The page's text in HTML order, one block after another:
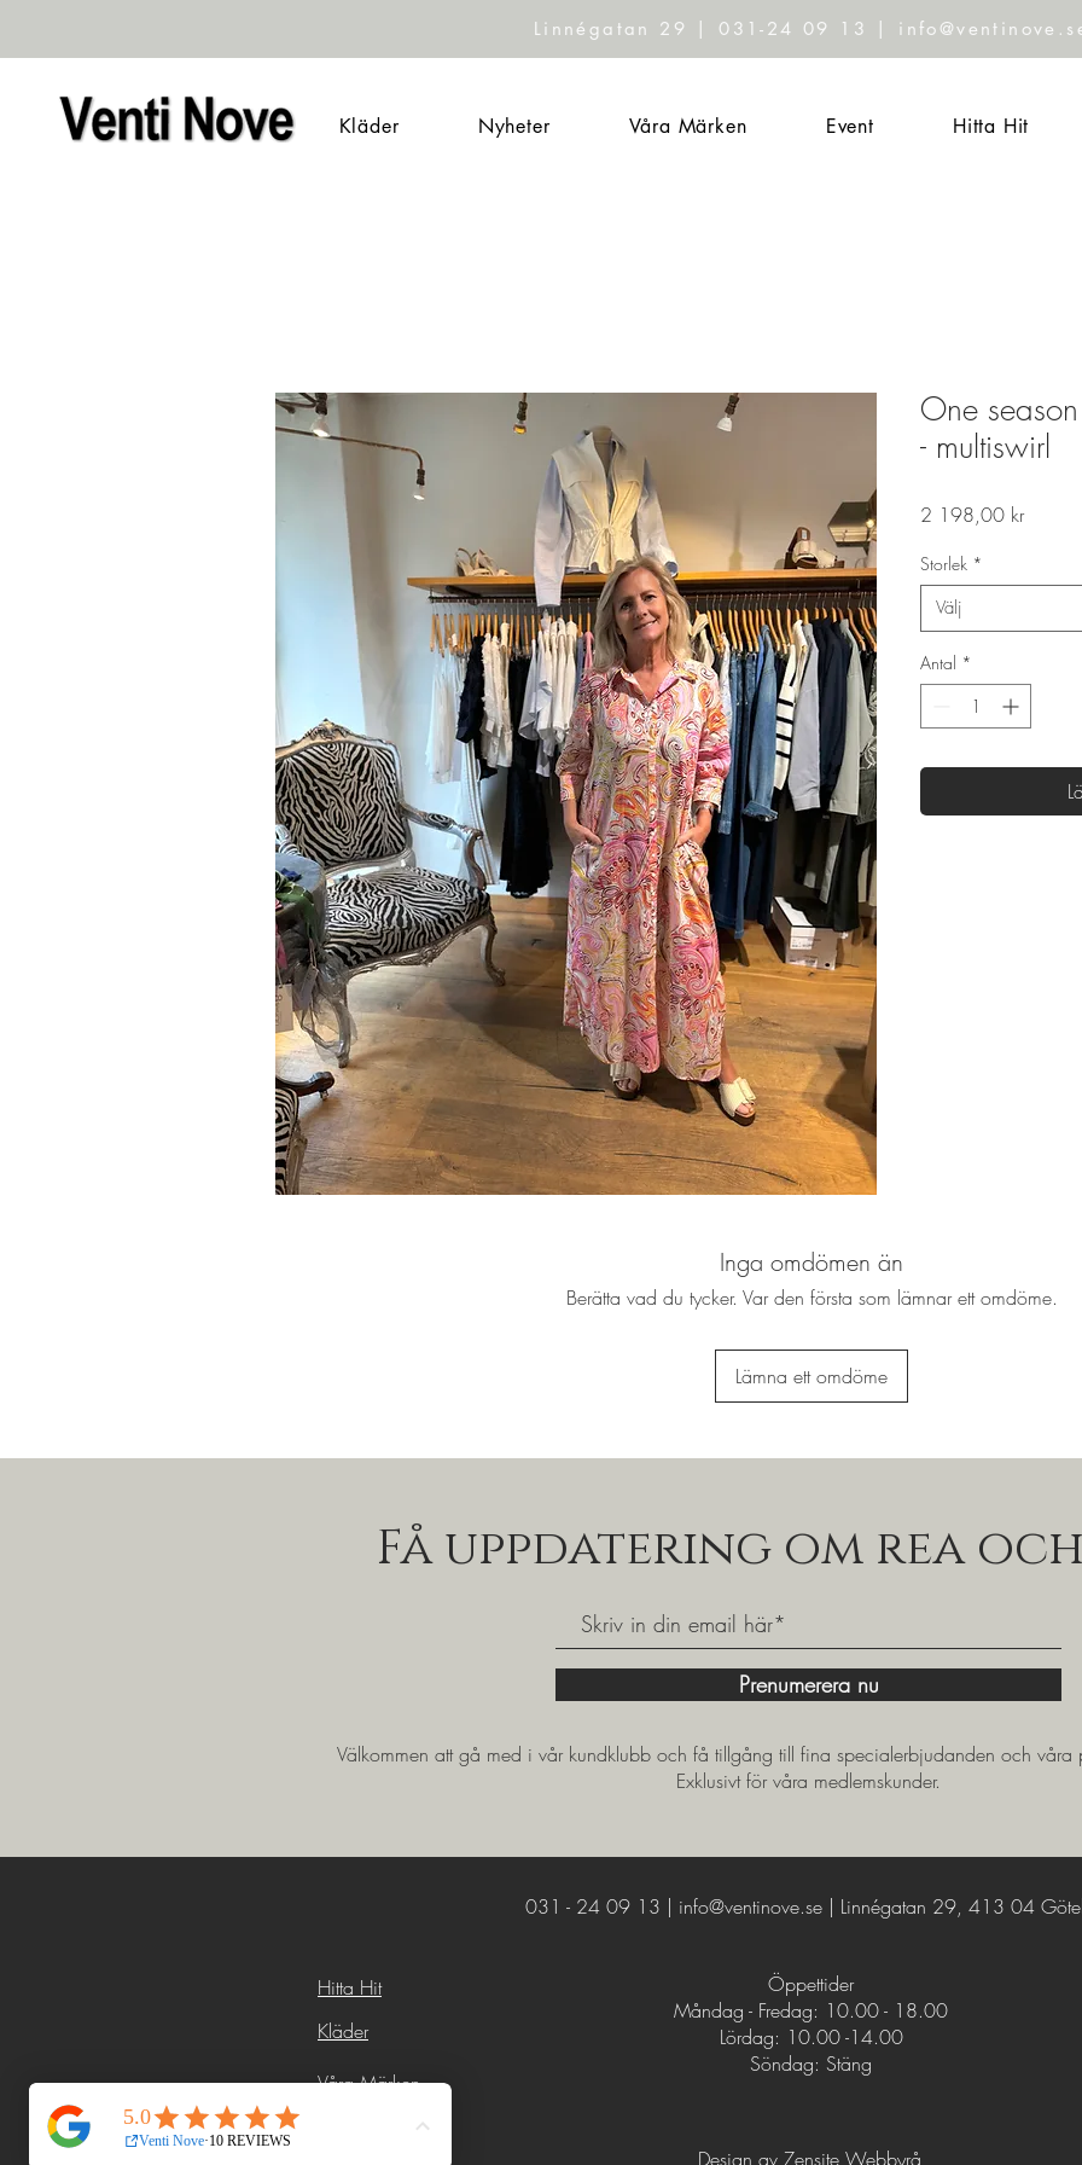
Linnégatan 29 | 031-24 09 13 |
Kläder Nyheter Våra Märken Event Hitta Hit
One
- multiswirl
2 198,00 krPris
Storlek *
Välj
Antal *
Inga omdömen än
Berätta vad du tycker. Var den första som lämnar ett omdöme.
Lämna ett omdöme
Få uppdatering om rea
Prenumerera nu
Välkommen att gå med i vår kundklubb och få tillgång till fina specialerbjudanden och våra
Exklusivt för våra medlemskunder.
031 - 24 09 13 | info@ventinove.se | Linnégatan 29, 413 04
Öppettider
Måndag - Fredag: 10.00 - 18.00
​​Lördag: 10.00 -14.00
​Söndag: Stäng
Hitta Hit
Kläder
Våra Märken
Design av Zensite Webbyrå